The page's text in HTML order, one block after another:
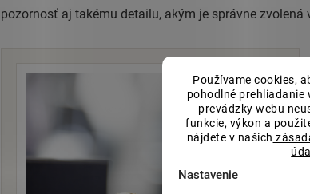
Používame cookies,
pohodlné prehliadanie
prevádzky webu
funkcie, výkon a
nájdete v našich
Nastavenie
pozornosť aj takému detailu, akým je správne zvolená